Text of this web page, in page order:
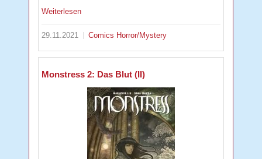
Weiterlesen
29.11.2021 Comics Horror/Mystery
Monstress 2: Das Blut (II)